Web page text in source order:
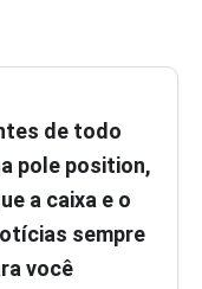
de todo
pole position,
a caixa e o
sempre
você